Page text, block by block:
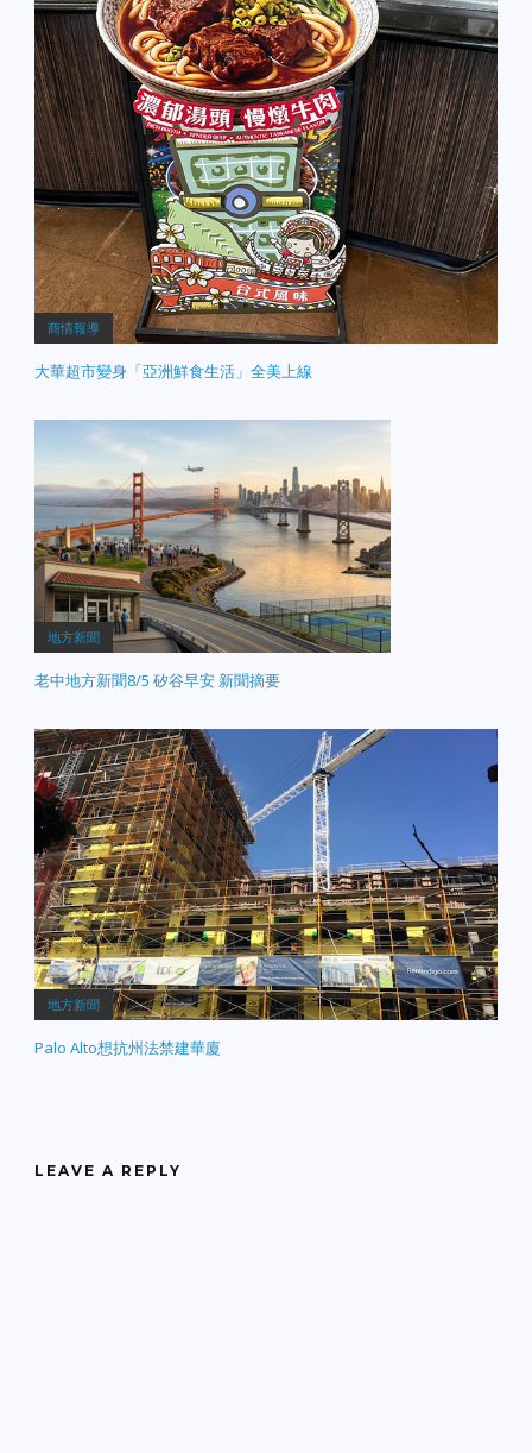
商情報導
大華超市變身「亞洲鮮食生活」全美上線
地方新聞
老中地方新聞8/5 矽谷早安 新聞摘要
地方新聞
Palo Alto想抗州法禁建華廈
LEAVE A REPLY